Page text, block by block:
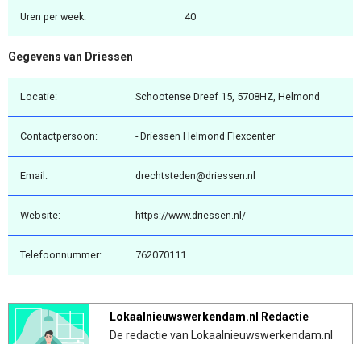
Uren per week: 40
Gegevens van Driessen
Locatie: Schootense Dreef 15, 5708HZ, Helmond
Contactpersoon: - Driessen Helmond Flexcenter
Email: drechtsteden@driessen.nl
Website: https://www.driessen.nl/
Telefoonnummer: 762070111
Lokaalnieuwswerkendam.nl Redactie
De redactie van Lokaalnieuwswerkendam.nl